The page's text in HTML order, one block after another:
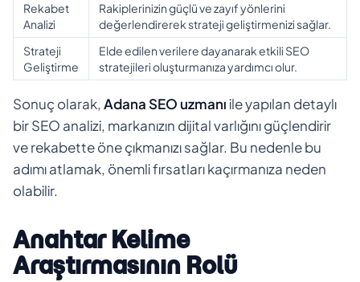
Rekabet
Analizi
Rakiplerinizin güçlü ve zayıf yönlerini
değerlendirerek strateji geliştirmenizi sağlar.
Strateji
Geliştirme
Elde edilen verilere dayanarak etkili SEO
stratejileri oluşturmanıza yardımcı olur.
Sonuç olarak, Adana SEO uzmanıile yapılan detaylı
bir SEO analizi, markanızın dijital varlığını güçlendirir
ve rekabette öne çıkmanızı sağlar. Bu nedenle bu
adımı atlamak, önemli fırsatları kaçırmanıza neden
olabilir.
Anahtar Kelime
Araştırmasının Rolü